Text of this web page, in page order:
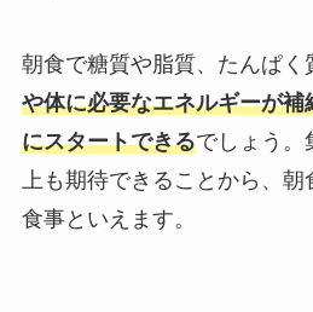
朝食で糖質や脂質、たんぱく
や体に必要なエネルギーが
にスタートできるでしょう。
上も期待できることから、朝
食事といえます。